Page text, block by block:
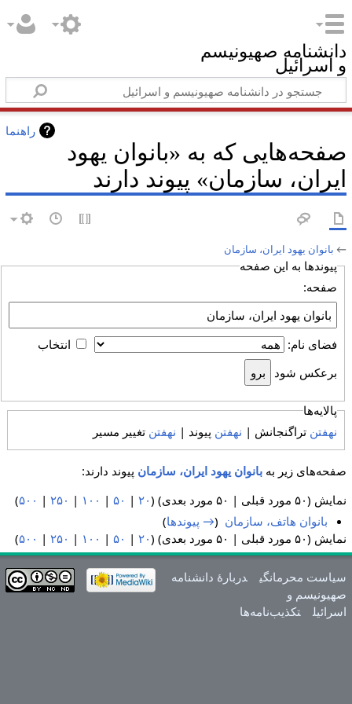
دانشنامه صهیونیسم
و اسرائیل
راهنما
صفحه‌هایی که به «بانوان یهود
ایران، سازمان» پیوند دارند
← بانوان یهود ایران، سازمان
پیوندها به این صفحه
صفحه:
فضای نام:
انتخاب
برعکس شود
پالایه‌ها
نهفتن تراگنجانش | نهفتن پیوند | نهفتن تغییر مسیر
صفحه‌های زیر به بانوان یهود ایران، سازمان پیوند دارند:
نمایش (۵۰ مورد قبلی | ۵۰ مورد بعدی) (
۲۰| ۵۰| ۱۰۰ | ۲۵۰| ۵۰۰)
بانوان هاتف، سازمان (→ پیوندها)
نمایش (۵۰ مورد قبلی | ۵۰ مورد بعدی) (
۲۰| ۵۰| ۱۰۰ | ۲۵۰| ۵۰۰)
سیاست محرمانگی
دربارهٔ دانشنامه
صهیونیسم و
اسرائیل
تکذیب‌نامه‌ها